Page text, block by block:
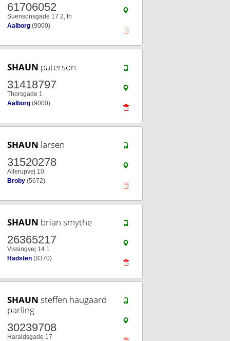
61706052
Suensonsgade 17 2, th
Aalborg (9000)
SHAUN paterson
31418797
Thorsgade 1
Aalborg (9000)
SHAUN larsen
31520278
Allerupvej 10
Broby (5672)
SHAUN brian smythe
26365217
Vissingvej 14 1
Hadsten (8370)
SHAUN steffen haugaard
parling
30239708
Haraldsgade 17